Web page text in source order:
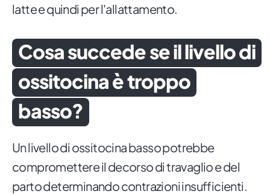
latte e quindi per l'allattamento.
Cosa succede se il livello di
ossitocina è troppo
basso?
Un livello di ossitocina basso potrebbe
compromettere il decorso di travaglio e del
parto determinando contrazioni insufficienti.